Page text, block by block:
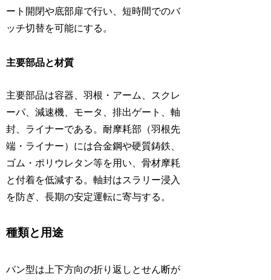
ート開閉や底部扉で行い、短時間でのバ
ッチ切替を可能にする。
主要部品と材質
主要部品は容器、羽根・アーム、スクレ
ーパ、減速機、モータ、排出ゲート、軸
封、ライナーである。耐摩耗部（羽根先
端・ライナー）には合金鋼や硬質鋳鉄、
ゴム・ポリウレタン等を用い、骨材摩耗
と付着を低減する。軸封はスラリー浸入
を防ぎ、長期の安定運転に寄与する。
種類と用途
パン型は上下方向の折り返しとせん断が